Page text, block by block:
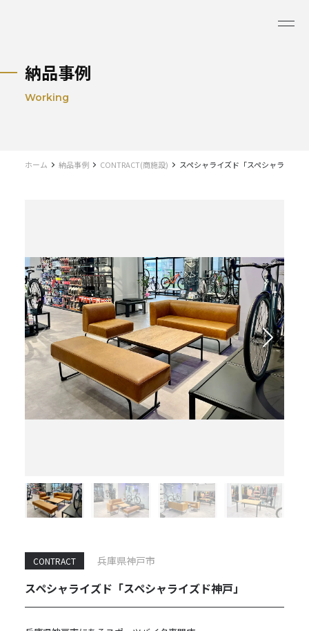
納品事例
Working
ホーム 納品事例 CONTRACT(商施設) スペシャライズド「スペシャライズ
スペシャライズド「スペシャライズド神戸」
CONTRACT 兵庫県神戸市